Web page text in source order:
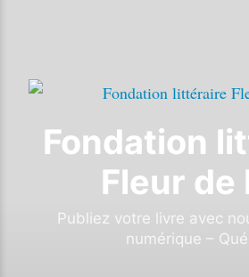
Fondation
Fleur de
Publiez votre livre avec
numérique –